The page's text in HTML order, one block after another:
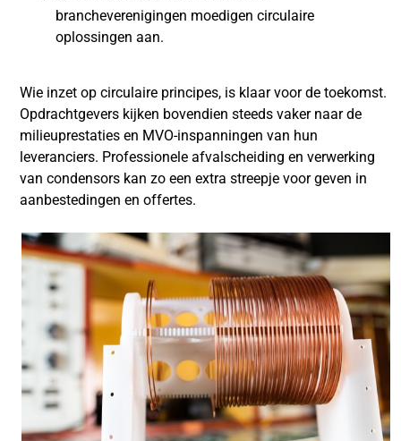
brancheverenigingen moedigen circulaire
oplossingen aan.
Wie inzet op circulaire principes, is klaar voor de toekomst.
Opdrachtgevers kijken bovendien steeds vaker naar de
milieuprestaties en MVO-inspanningen van hun
leveranciers. Professionele afvalscheiding en verwerking
van condensors kan zo een extra streepje voor geven in
aanbestedingen en offertes.